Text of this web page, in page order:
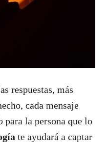
respuestas, más
cada mensaje
para la persona que lo
te ayudará a captar